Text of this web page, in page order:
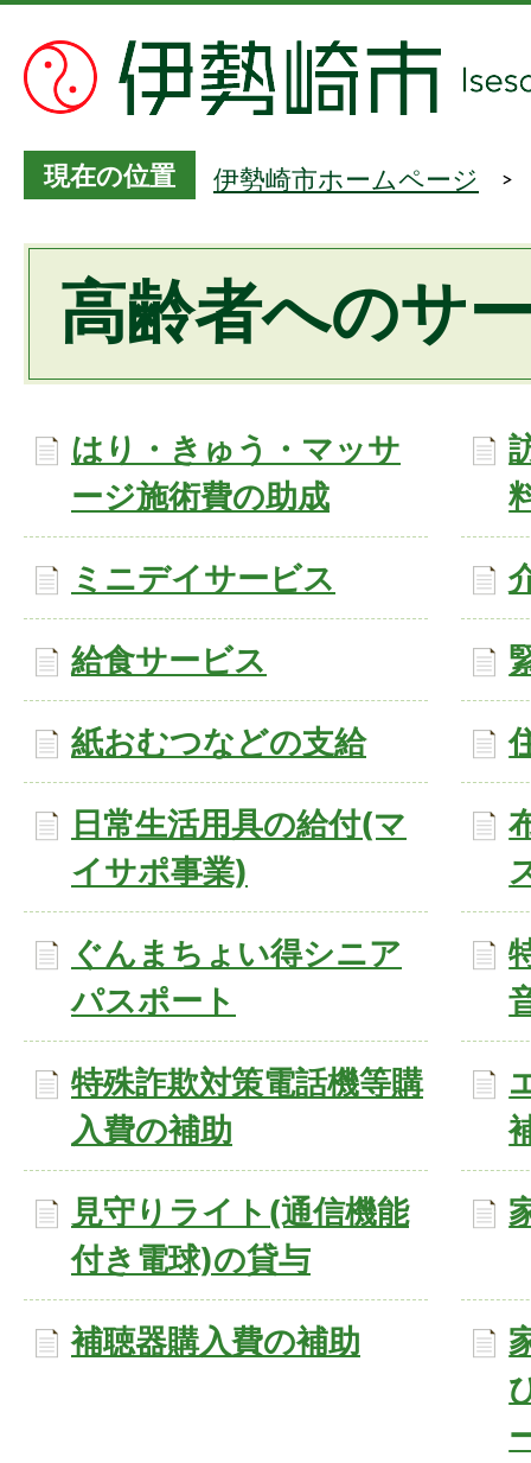
現在の位置 伊勢崎市ホームページ
高齢者へのサ
はり・きゅう・マッサ
ージ施術費の助成
ミニデイサービス
給食サービス
紙おむつなどの支給
日常生活用具の給付(マ
イサポ事業)
ぐんまちょい得シニア
パスポート
特殊詐欺対策電話機等購
入費の補助
見守りライト(通信機能
付き電球)の貸与
補聴器購入費の補助